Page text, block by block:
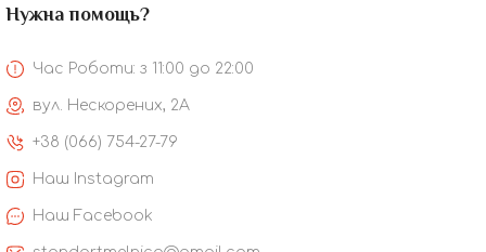
Нужна помощь?
Час Роботи: з 11:00 до 22:00
вул. Нескорених, 2А
+38 (066) 754-27-79
Наш Instagram
Наш Facebook